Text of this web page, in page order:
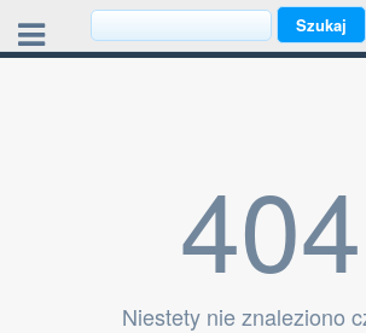
404
Niestety nie znaleziono